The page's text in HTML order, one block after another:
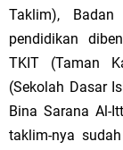
Taklim),
pendidikan
TKIT (Taman
(Sekolah Dasar
Bina Sarana Al-
taklim-nya